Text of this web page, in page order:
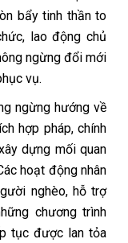
bẩy tinh thần to
lao động chủ
ngừng đổi mới
vụ.
ngừng hướng về
hợp pháp, chính
dựng mối quan
hoạt động nhân
nghèo, hỗ trợ
chương trình
tục được lan tỏa